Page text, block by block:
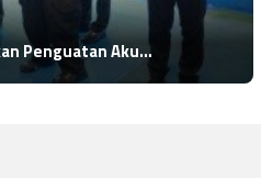
Penguatan Aku…